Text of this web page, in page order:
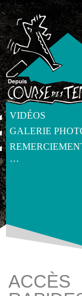
VIDÉOS
GALERIE
…
ACCÈS